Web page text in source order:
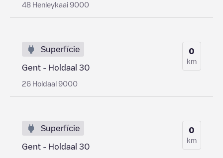
48 Henleykaai 9000
Superfície
Gent - Holdaal 30
26 Holdaal 9000
0
km
Superfície
Gent - Holdaal 30
0
km